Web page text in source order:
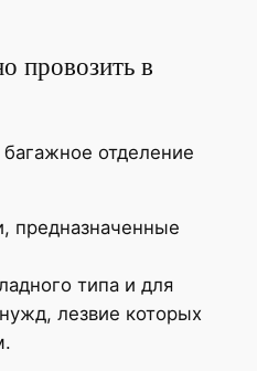
провозить в
отделение
предназначенные
типа и для
лезвие которых